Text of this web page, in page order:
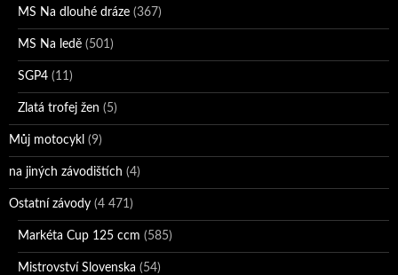
MS Na dlouhé dráze (367)
MS Na ledě (501)
SGP4 (11)
Zlatá trofej žen (5)
Můj motocykl (9)
na jiných závodištích (4)
Ostatní závody (4 471)
Markéta Cup 125 ccm (585)
Mistrovství Slovenska (54)